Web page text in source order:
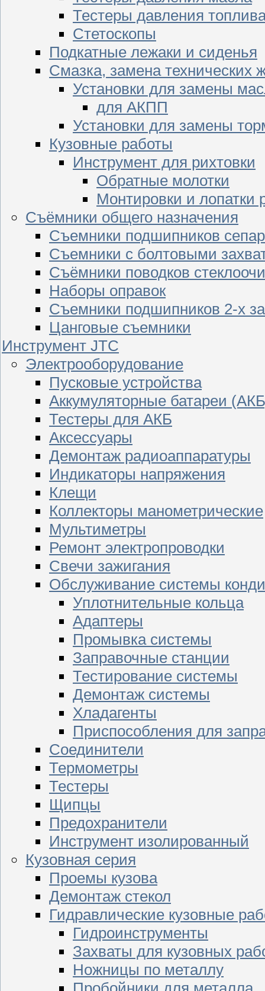
Тестеры давления
Стетоскопы
Подкатные лежаки и сиденья
Смазка, замена технических
Установки для замены
для АКПП
Установки для замены
Кузовные работы
Инструмент для рихтовки
Обратные молотки
Монтировки и лопатки
Съёмники общего назначения
Съемники подшипников
Съемники с болтовыми
Съёмники поводков
Наборы оправок
Съемники подшипников 2-х
Цанговые съемники
Инструмент JTC
Электрооборудование
Пусковые устройства
Аккумуляторные батареи
Тестеры для АКБ
Аксессуары
Демонтаж радиоаппаратуры
Индикаторы напряжения
Клещи
Коллекторы манометрические
Мультиметры
Ремонт электропроводки
Свечи зажигания
Обслуживание системы
Уплотнительные кольца
Адаптеры
Промывка системы
Заправочные станции
Тестирование системы
Демонтаж системы
Хладагенты
Приспособления для
Соединители
Термометры
Тестеры
Щипцы
Предохранители
Инструмент изолированный
Кузовная серия
Проемы кузова
Демонтаж стекол
Гидравлические кузовные
Гидроинструменты
Захваты для кузовных
Ножницы по металлу